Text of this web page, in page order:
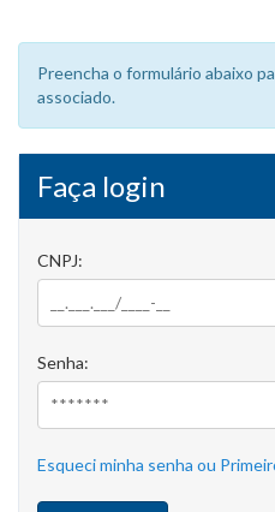
Preencha o formulário abaixo
associado.
Faça login
CNPJ:
Senha:
Esqueci minha senha ou